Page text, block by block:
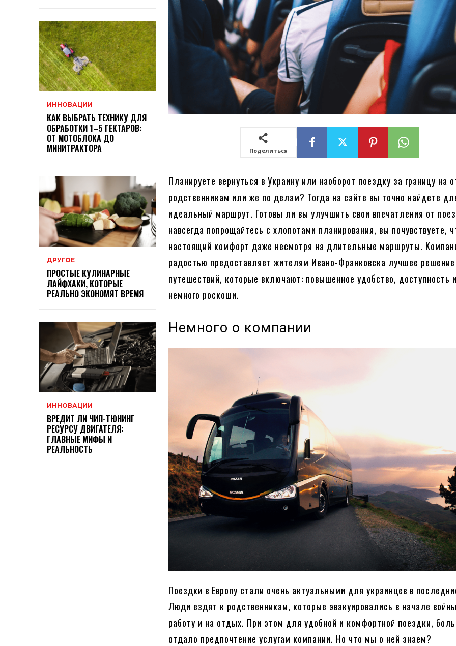
ИННОВАЦИИ
КАК ВЫБРАТЬ ТЕХНИКУ ДЛЯ
ОБРАБОТКИ 1–5 ГЕКТАРОВ:
ОТ МОТОБЛОКА ДО
МИНИТРАКТОРА
ДРУГОЕ
ПРОСТЫЕ КУЛИНАРНЫЕ
ЛАЙФХАКИ, КОТОРЫЕ
РЕАЛЬНО ЭКОНОМЯТ ВРЕМЯ
ИННОВАЦИИ
ВРЕДИТ ЛИ ЧИП-ТЮНИНГ
РЕСУРСУ ДВИГАТЕЛЯ:
ГЛАВНЫЕ МИФЫ И
РЕАЛЬНОСТЬ
Поделиться
Планируете вернуться в Украину или наоборот поездку за границу на
родственникам или же по делам? Тогда на сайте вы точно найдете
идеальный маршрут. Готовы ли вы улучшить свои впечатления от
навсегда попрощайтесь с хлопотами планирования, вы почувствуете,
настоящий комфорт даже несмотря на длительные маршруты.
радостью предоставляет жителям Ивано-Франковска лучшее
путешествий, которые включают: повышенное удобство, доступность
немного роскоши.
Немного о компании
Поездки в Европу стали очень актуальными для украинцев в
Люди ездят к родственникам, которые эвакуировались в начале
работу и на отдых. При этом для удобной и комфортной поездки,
отдало предпочтение услугам компании. Но что мы о ней знаем?